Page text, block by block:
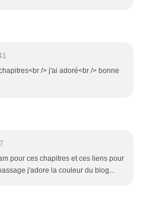
/> j'ai adoré<br /> bonne
pour ces chapitres et ces liens pour
j'adore la couleur du blog...